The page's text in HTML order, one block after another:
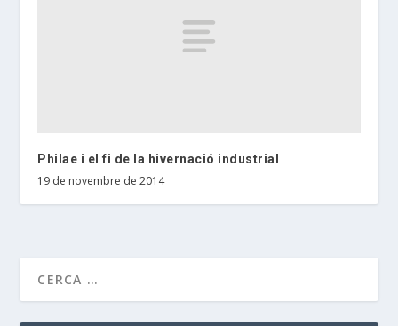
Philae i el fi de la hivernació industrial
19 de novembre de 2014